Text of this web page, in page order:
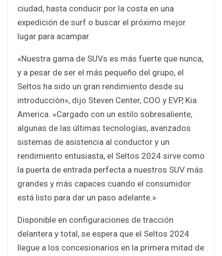
ciudad, hasta conducir por la costa en una
expedición de surf o buscar el próximo mejor
lugar para acampar.
«Nuestra gama de SUVs es más fuerte que nunca,
y a pesar de ser el más pequeño del grupo, el
Seltos ha sido un gran rendimiento desde su
introducción», dijo Steven Center, COO y EVP, Kia
America. «Cargado con un estilo sobresaliente,
algunas de las últimas tecnologías, avanzados
sistemas de asistencia al conductor y un
rendimiento entusiasta, el Seltos 2024 sirve como
la puerta de entrada perfecta a nuestros SUV más
grandes y más capaces cuando el consumidor
está listo para dar un paso adelante.»
Disponible en configuraciones de tracción
delantera y total, se espera que el Seltos 2024
llegue a los concesionarios en la primera mitad de